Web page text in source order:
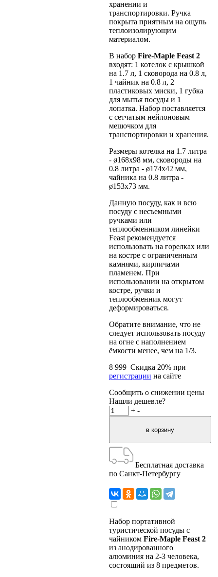
хранении и
транспортировки. Ручка
покрыта приятным на ощупь
теплоизолирующим
материалом.
В набор Fire-Maple Feast 2
входят: 1 котелок с крышкой
на 1.7 л, 1 сковорода на 0.8 л,
1 чайник на 0.8 л, 2
пластиковых миски, 1 губка
для мытья посуды и 1
лопатка. Набор поставляется
с сетчатым нейлоновым
мешочком для
транспортировки и хранения.
Размеры котелка на 1.7 литра
- ø168x98 мм, сковороды на
0.8 литра - ø174x42 мм,
чайника на 0.8 литра -
ø153x73 мм.
Данную посуду, как и всю
посуду с несъемными
ручками или
теплообменником линейки
Feast рекомендуется
использовать на горелках или
на костре с ограниченным
камнями, кирпичами
пламенем. При
использовании на открытом
костре, ручки и
теплообменник могут
деформироваться.
Обратите внимание, что не
следует использовать посуду
на огне с наполнением
ёмкости менее, чем на 1/3.
8 999 Скидка 20% при
регистрации на сайте
Сообщить о снижении цены
Нашли дешевле?
+ -
Бесплатная доставка
по Санкт-Петербургу
Набор портативной
туристической посуды с
чайником Fire-Maple Feast 2
из анодированного
алюминия на 2-3 человека,
состоящий из 8 предметов.